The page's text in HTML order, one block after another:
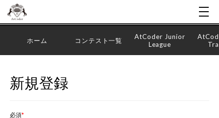
ホーム コンテスト一覧
AtCoder Junior
League
新規登録
必須